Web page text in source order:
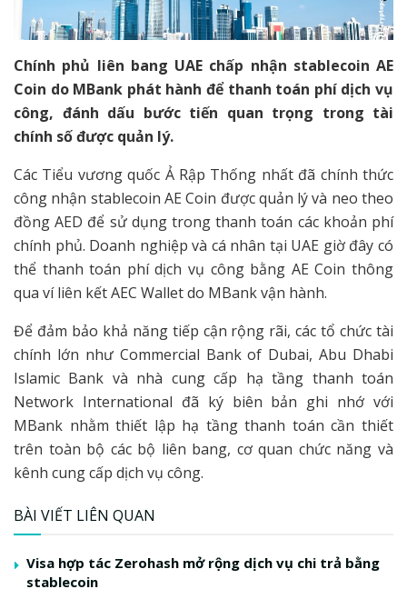
Chính phủ liên bang UAE chấp nhận stablecoin AE
Coin do MBank phát hành để thanh toán phí dịch vụ
công, đánh dấu bước tiến quan trọng trong tài
chính số được quản lý.
Các Tiểu vương quốc Ả Rập Thống nhất đã chính thức
công nhận stablecoin AE Coin được quản lý và neo theo
đồng AED để sử dụng trong thanh toán các khoản phí
chính phủ. Doanh nghiệp và cá nhân tại UAE giờ đây có
thể thanh toán phí dịch vụ công bằng AE Coin thông
qua ví liên kết AEC Wallet do MBank vận hành.
Để đảm bảo khả năng tiếp cận rộng rãi, các tổ chức tài
chính lớn như Commercial Bank of Dubai, Abu Dhabi
Islamic Bank và nhà cung cấp hạ tầng thanh toán
Network International đã ký biên bản ghi nhớ với
MBank nhằm thiết lập hạ tầng thanh toán cần thiết
trên toàn bộ các bộ liên bang, cơ quan chức năng và
kênh cung cấp dịch vụ công.
BÀI VIẾT LIÊN QUAN
Visa hợp tác Zerohash mở rộng dịch vụ chi trả bằng
stablecoin